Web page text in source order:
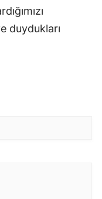
duydukları